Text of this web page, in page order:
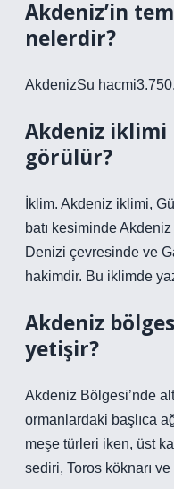
Akdeniz’in
nelerdir?
AkdenizSu
Akdeniz
görülür?
İklim. Akdeniz iklimi,
batı kesiminde Akdeniz
Denizi çevresinde ve
hakimdir. Bu iklimde
Akdeniz
yetişir?
Akdeniz Bölgesi’nde
ormanlardaki başlıca
meşe türleri iken, üst
sediri, Toros köknarı